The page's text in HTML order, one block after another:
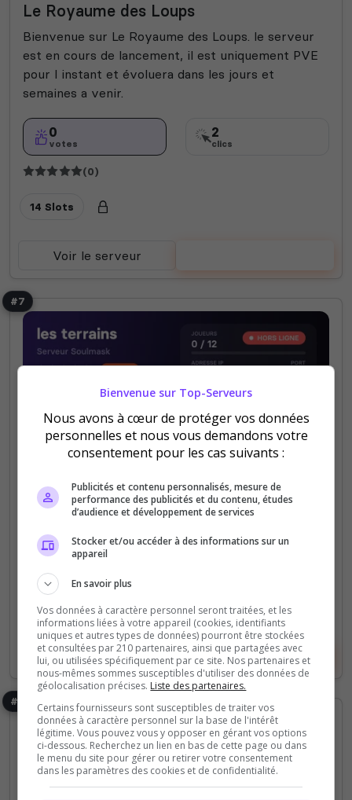
Le Royaume des Loups
Bienvenue sur Le Royaume des Loups. le serveur
est en cours de lancement, il est uniquement PVE
pour l instant et évoluera dans les jours et
semaines a venir.
0
votes
2
clics
(0)
14 Slots
Voir le serveur
#7
PVE
les terrains
le serveur sera +3mois
0
votes clics
12 Slots
Voir le serveur Voter
#8
Bienvenue sur Top-Serveurs
Nous avons à cœur de protéger vos données
personnelles et nous vous demandons votre
consentement pour les cas suivants :
Publicités et contenu personnalisés, mesure de
performance des publicités et du contenu, études
d’audience et développement de services
Stocker et/ou accéder à des informations sur un
appareil
En savoir plus
Vos données à caractère personnel seront traitées, et les
informations liées à votre appareil (cookies, identifiants
uniques et autres types de données) pourront être stockées
et consultées par 210 partenaires, ainsi que partagées avec
lui, ou utilisées spécifiquement par ce site. Nos partenaires et
nous-mêmes sommes susceptibles d'utiliser des données de
géolocalisation précises. Liste des partenaires.
Certains fournisseurs sont susceptibles de traiter vos
données à caractère personnel sur la base de l'intérêt
légitime. Vous pouvez vous y opposer en gérant vos options
ci-dessous. Recherchez un lien en bas de cette page ou dans
le menu du site pour gérer ou retirer votre consentement
dans les paramètres des cookies et de confidentialité.